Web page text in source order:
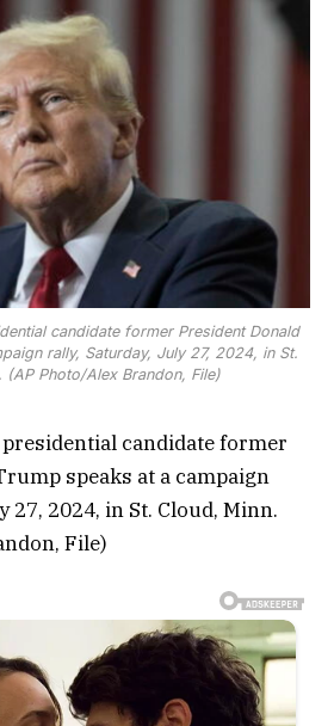
candidate former President Donald
rally, Saturday, July 27, 2024, in St.
(AP Photo/Alex Brandon, File)
candidate former
speaks at a campaign
27, 2024, in St. Cloud, Minn.
File)